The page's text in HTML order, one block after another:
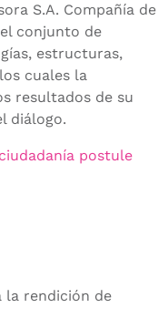
S.A. Compañía de
conjunto de
estructuras,
cuales la
resultados de su
diálogo.
postule
la rendición de